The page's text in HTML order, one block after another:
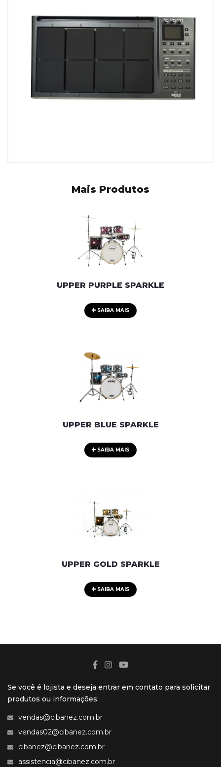
Mais Produtos
UPPER PURPLE SPARKLE
SAIBA MAIS
UPPER BLUE SPARKLE
SAIBA MAIS
UPPER GOLD SPARKLE
SAIBA MAIS
Se você é lojista e deseja entrar em contato para solicitar
produtos ou informações:
vendas@cibanez.com.br
vendas02@cibanez.com.br
cibanez@cibanez.com.br
assistencia@cibanez.com.br